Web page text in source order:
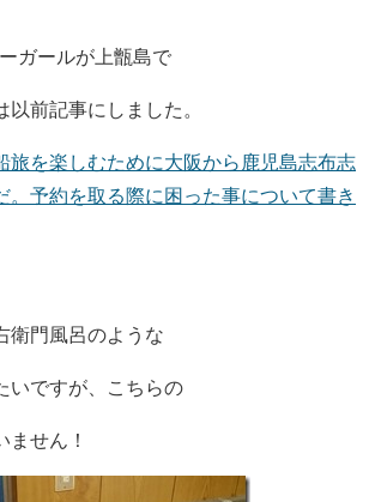
ガールが上甑島で
前記事にしました。
旅を楽しむために大阪から鹿児島志布志
。予約を取る際に困った事について書き
衛門風呂のような
いですが、こちらの
せん！